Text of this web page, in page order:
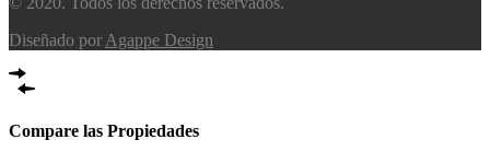
Diseñado por Agappe Design
Compare las Propiedades